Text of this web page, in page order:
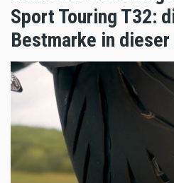
Sport Touring T32:
Bestmarke in